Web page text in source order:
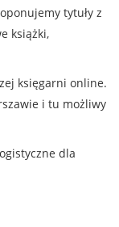
tytuły z
książki,
księgarni online.
i tu możliwy
dla